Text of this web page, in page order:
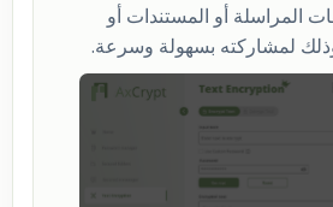
المراسلة أو المستندات أو
لمشاركته بسهولة وسرعة.